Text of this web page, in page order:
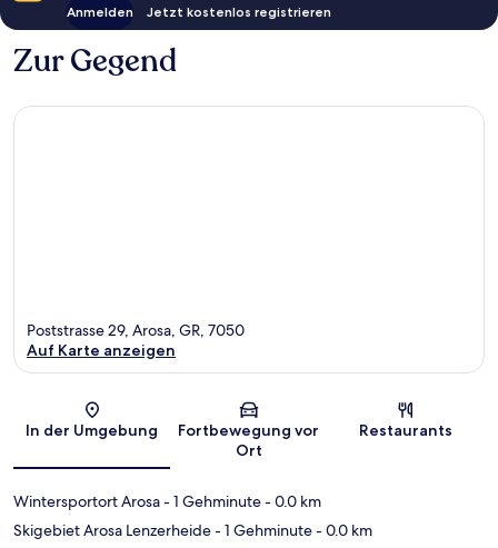
Anmelden Jetzt kostenlos registrieren
Zur Gegend
Karte
Poststrasse 29, Arosa, GR, 7050
Auf Karte anzeigen
In der Umgebung
Fortbewegung vor
Ort
Restaurants
Wintersportort Arosa- 1 Gehminute- 0.0 km
Skigebiet Arosa Lenzerheide- 1 Gehminute- 0.0 km